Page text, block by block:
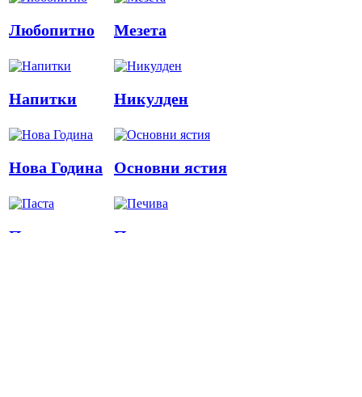
Любопитно Мезета
Напитки Никулден
Нова Година Основни ястия
Паста Печива